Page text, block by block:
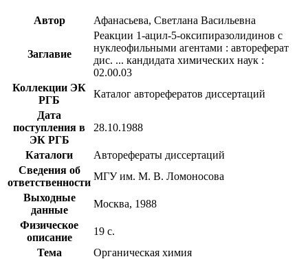
Автор Афанасьева, Светлана Васильевна
Заглавие
Реакции 1-ацил-5-оксипиразолидинов с
нуклеофильными агентами : автореферат
дис. ... кандидата химических наук :
02.00.03
Коллекции ЭК
РГБ
Каталог авторефератов диссертаций
Дата
поступления в
ЭК РГБ
28.10.1988
Каталоги
Авторефераты диссертаций
Сведения об
ответственности
МГУ им. М. В. Ломоносова
Выходные
данные
Москва, 1988
Физическое
описание
19 с.
Тема
Органическая химия